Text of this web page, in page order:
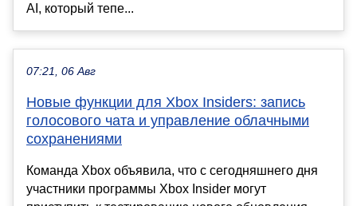
AI, который тепе...
07:21, 06 Авг
Новые функции для Xbox Insiders: запись
голосового чата и управление облачными
сохранениями
Команда Xbox объявила, что с сегодняшнего дня
участники программы Xbox Insider могут